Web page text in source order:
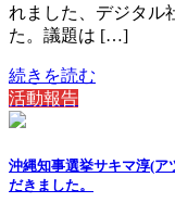
れました、デジタル
た。議題は […]
続きを読む
活動報告
沖縄知事選挙サキマ淳(ア
だきました。